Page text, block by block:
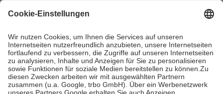
mit.
Grundsätzlich leisten Mitglieder Zuzahlungen in Höhe von zehn
höchstens zehn Euro.
Es sind jedoch nie mehr als die tatsächlichen
Kosten der Leistung zu entrichten.
Diese Regeln gelten grundsätzlich auch für Online-Apotheken.
Bei Heilmitteln und häuslicher Krankenpflege beträgt die
Zuzahlung zehn Prozent der Kosten sowie zehn Euro je
Verordnung.